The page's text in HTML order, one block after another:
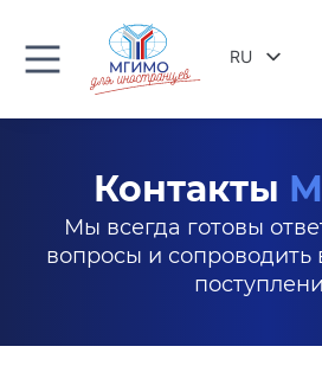
RU
Контакты
Мы всегда готовы
вопросы и сопроводить